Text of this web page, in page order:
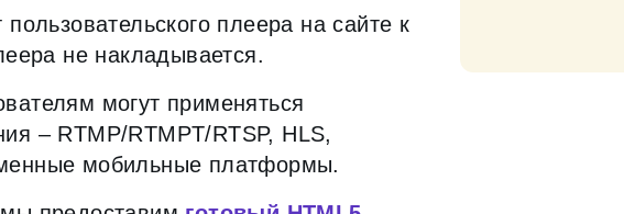
плеера на сайте к
не накладывается.
могут применяться
– RTMP/RTMPT/RTSP, HLS,
мобильные платформы.